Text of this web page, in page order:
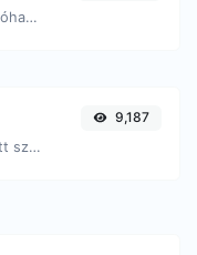
Generálj egy bcrypt jelszóhash-t bármilyen szöveges bemenethez.
Számolja meg a megadott szöveg karaktereinek és szavainak számát.
9,187